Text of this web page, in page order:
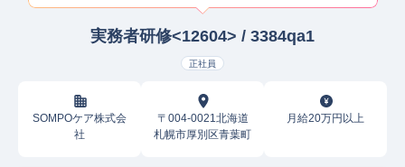
実務者研修<12604> / 3384qa1
正社員
SOMPOケア株式会
社
〒004-0021北海道
札幌市厚別区青葉町
月給20万円以上